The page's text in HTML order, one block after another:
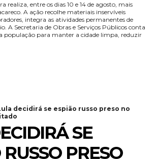
realiza, entre os dias 10 e 14 de agosto, mais
A ação recolhe materiais inservíveis
integra as atividades permanentes de
A Secretaria de Obras e Serviços Públicos conta
população para manter a cidade limpa, reduzir